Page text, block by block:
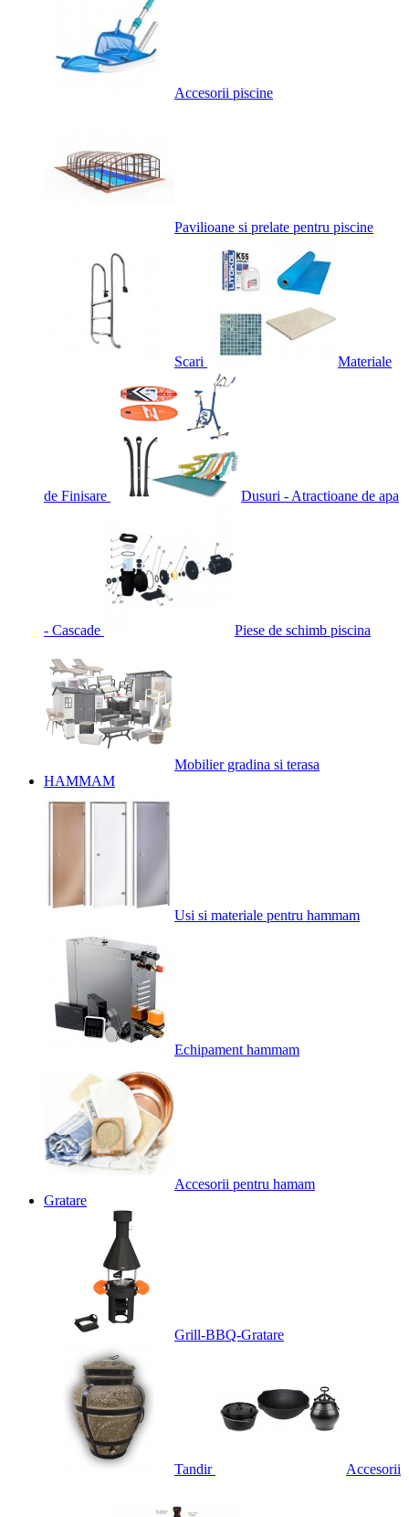
Accesorii piscine
Pavilioane si prelate pentru piscine
Scari Materiale
de Finisare Dusuri - Atractioane de apa
- Cascade Piese de schimb piscina
Mobilier gradina si terasa
HAMMAM
Usi si materiale pentru hammam
Echipament hammam
Accesorii pentru hamam
Gratare
Grill-BBQ-Gratare
Tandir Accesorii